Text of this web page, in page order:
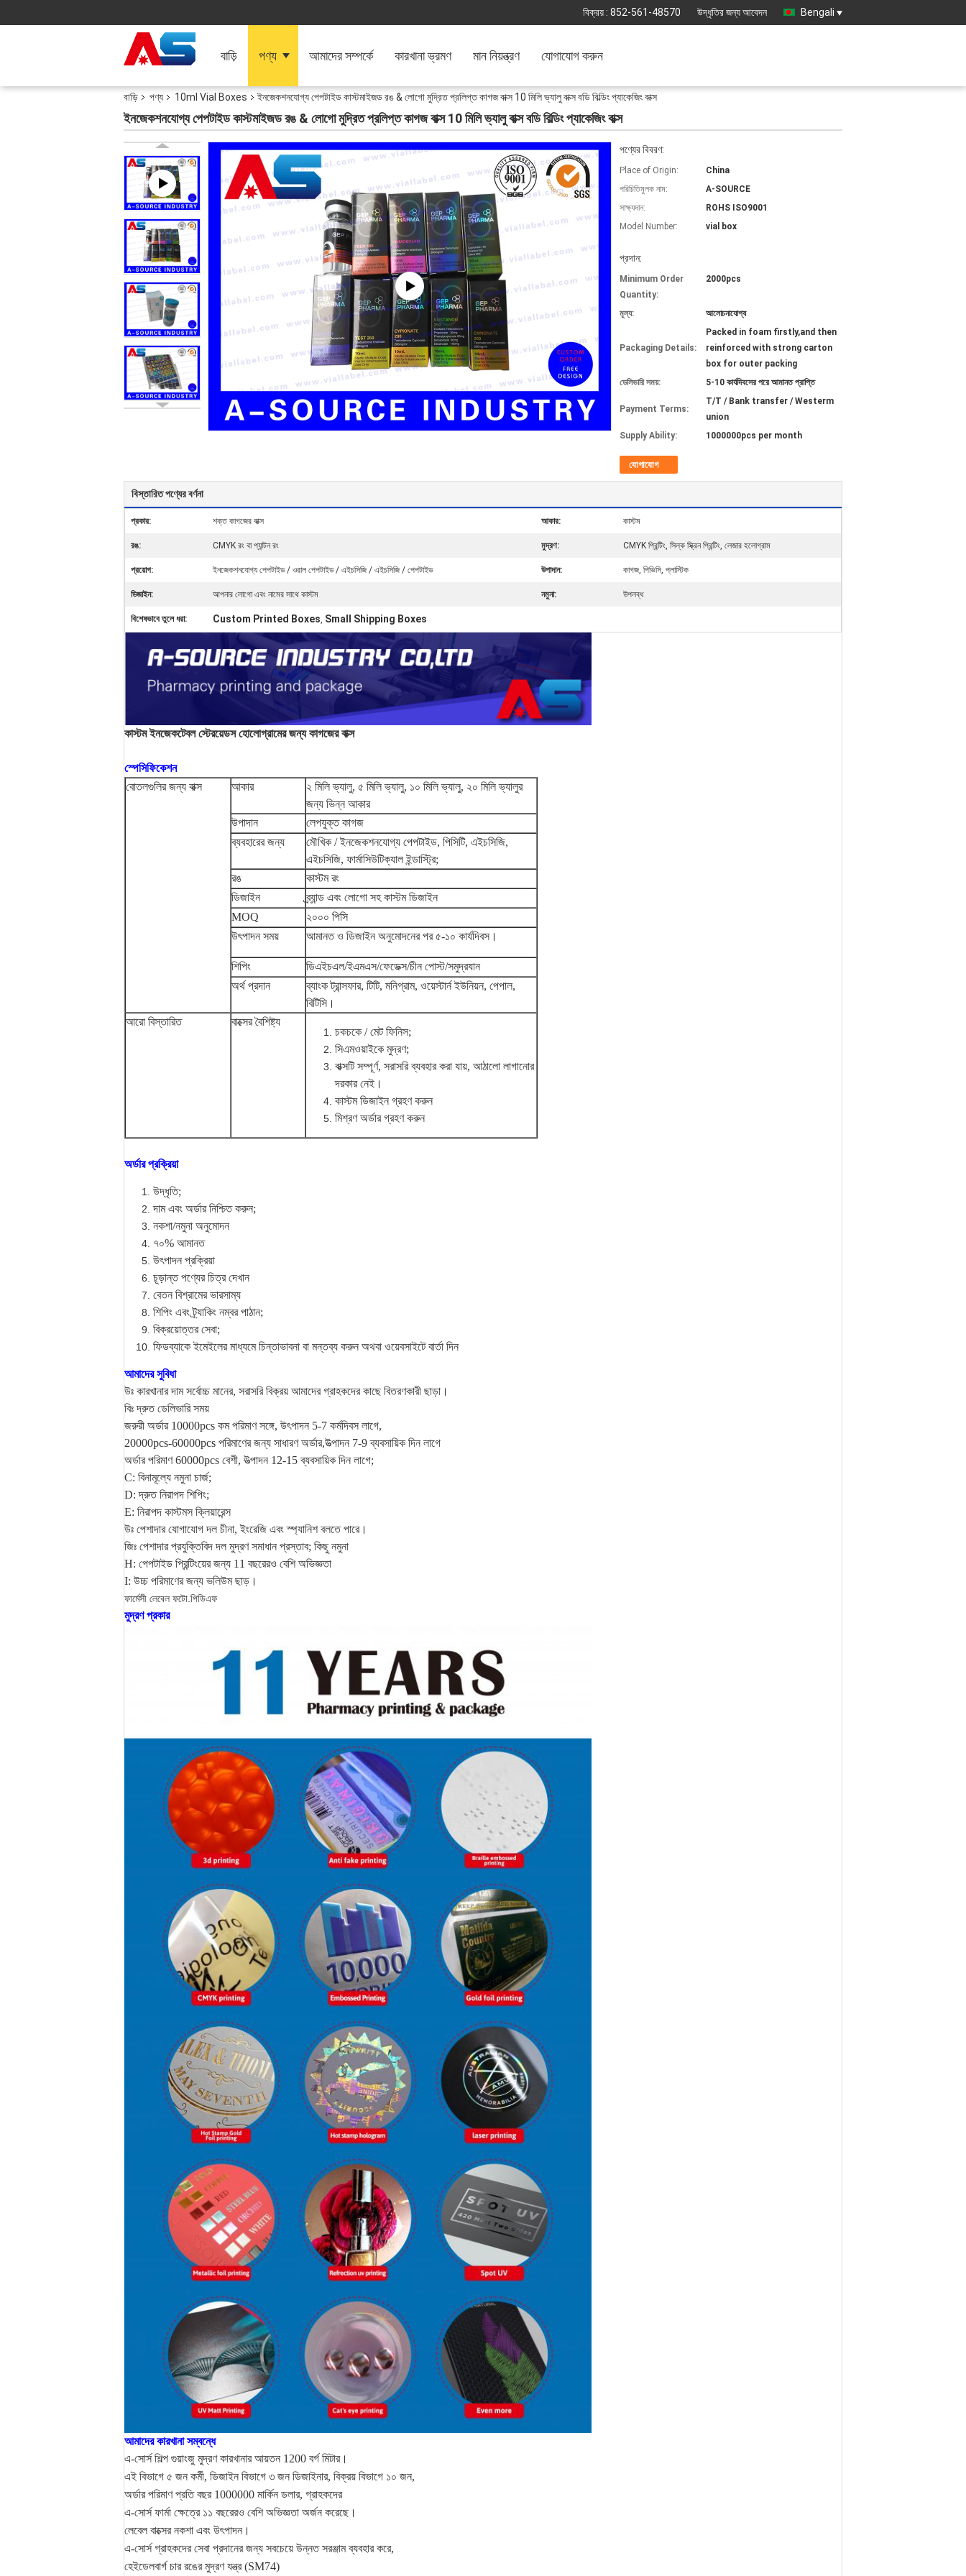
বিক্রয় : 852-561-48570 উদ্ধৃতির জন্য আবেদন Bengali
বাড়ি পণ্য আমাদের সম্পর্কে কারখানা ভ্রমণ মান নিয়ন্ত্রণ যোগাযোগ করুন
বাড়ি পণ্য 10ml Vial Boxes ইনজেকশনযোগ্য পেপটাইড কাস্টমাইজড রঙ & লোগো মুদ্রিত প্রলিপ্ত কাগজ বাক্স 10 মিলি ভ্যালু বাক্স বডি বিল্ডিং প্যাকেজিং বাক্স
ইনজেকশনযোগ্য পেপটাইড কাস্টমাইজড রঙ & লোগো মুদ্রিত প্রলিপ্ত কাগজ বাক্স 10 মিলি ভ্যালু বাক্স বডি বিল্ডিং প্যাকেজিং বাক্স
পণ্যের বিবরণ:
Place of Origin:
China
পরিচিতিমুলক নাম:
A-SOURCE
সাক্ষ্যদান:
ROHS ISO9001
Model Number:
vial box
প্রদান:
Minimum Order
Quantity:
2000pcs
মূল্য: আলোচনাযোগ্য
Packaging Details:
Packed in foam firstly,and then
reinforced with strong carton
box for outer packing
ডেলিভারি সময়:
5-10 কার্যদিবসের পরে আমানত প্রাপ্তি
Payment Terms:
T/T / Bank transfer / Westerm
union
Supply Ability:
1000000pcs per month
যোগাযোগ
বিস্তারিত পণ্যের বর্ণনা
প্রকার: শক্ত কাগজের বাক্স আকার: কাস্টম
রঙ: CMYK রং বা প্যান্টন রং মুদ্রণ: CMYK প্রিন্টিং, সিল্ক স্ক্রিন প্রিন্টিং, লেজার হলোগ্রাম
প্রয়োগ: ইনজেকশনযোগ্য পেপটাইড / ওরাল পেপটাইড / এইচসিজি / এইচসিজি / পেপটাইড উপাদান: কাগজ, পিভিসি, প্লাস্টিক
ডিজাইন: আপনার লোগো এবং নামের সাথে কাস্টম নমুনা: উপলব্ধ
বিশেষভাবে তুলে ধরা: Custom Printed Boxes, Small Shipping Boxes
কাস্টম ইনজেকটেবল স্টেরয়েডস হোলোগ্রামের জন্য কাগজের বাক্স
স্পেসিফিকেশন
বোতলগুলির জন্য বাক্স
আকার
২ মিলি ভ্যালু, ৫ মিলি ভ্যালু, ১০ মিলি ভ্যালু, ২০ মিলি ভ্যালুর
জন্য ভিন্ন আকার
উপাদান
লেপযুক্ত কাগজ
ব্যবহারের জন্য
মৌখিক / ইনজেকশনযোগ্য পেপটাইড, পিসিটি, এইচসিজি,
এইচসিজি, ফার্মাসিউটিক্যাল ইন্ডাস্ট্রি;
রঙ
কাস্টম রং
ডিজাইন
ব্র্যান্ড এবং লোগো সহ কাস্টম ডিজাইন
MOQ
২০০০ পিসি
উৎপাদন সময়
আমানত ও ডিজাইন অনুমোদনের পর ৫-১০ কার্যদিবস।
শিপিং
ডিএইচএল/ইএমএস/ফেডেক্স/চীন পোস্ট/সমুদ্রযান
অর্থ প্রদান
ব্যাংক ট্রান্সফার, টিটি, মনিগ্রাম, ওয়েস্টার্ন ইউনিয়ন, পেপাল,
বিটিসি।
আরো বিস্তারিত
বাক্সের বৈশিষ্ট্য
চকচকে / মেট ফিনিস;
সিএমওয়াইকে মুদ্রণ;
বাক্সটি সম্পূর্ণ, সরাসরি ব্যবহার করা যায়, আঠালো লাগানোর
দরকার নেই।
কাস্টম ডিজাইন গ্রহণ করুন
মিশ্রণ অর্ডার গ্রহণ করুন
অর্ডার প্রক্রিয়া
উদ্ধৃতি;
দাম এবং অর্ডার নিশ্চিত করুন;
নকশা/নমুনা অনুমোদন
৭০% আমানত
উৎপাদন প্রক্রিয়া
চূড়ান্ত পণ্যের চিত্র দেখান
বেতন বিশ্রামের ভারসাম্য
শিপিং এবং ট্র্যাকিং নম্বর পাঠান;
বিক্রয়োত্তর সেবা;
ফিডব্যাকে ইমেইলের মাধ্যমে চিন্তাভাবনা বা মন্তব্য করুন অথবা ওয়েবসাইটে বার্তা দিন
আমাদের সুবিধা
উঃ কারখানার দাম সর্বোচ্চ মানের, সরাসরি বিক্রয় আমাদের গ্রাহকদের কাছে বিতরণকারী ছাড়া।
বিঃ দ্রুত ডেলিভারি সময়
জরুরী অর্ডার 10000pcs কম পরিমাণ সঙ্গে, উৎপাদন 5-7 কর্মদিবস লাগে,
20000pcs-60000pcs পরিমাণের জন্য সাধারণ অর্ডার,উত্পাদন 7-9 ব্যবসায়িক দিন লাগে
অর্ডার পরিমাণ 60000pcs বেশী, উত্পাদন 12-15 ব্যবসায়িক দিন লাগে;
C: বিনামূল্যে নমুনা চার্জ;
D: দ্রুত নিরাপদ শিপিং;
E: নিরাপদ কাস্টমস ক্লিয়ারেন্স
উঃ পেশাদার যোগাযোগ দল চীনা, ইংরেজি এবং স্প্যানিশ বলতে পারে।
জিঃ পেশাদার প্রযুক্তিবিদ দল মুদ্রণ সমাধান প্রস্তাব; কিছু নমুনা
H: পেপটাইড প্রিন্টিংয়ের জন্য 11 বছরেরও বেশি অভিজ্ঞতা
I: উচ্চ পরিমাণের জন্য ভলিউম ছাড়।
ফার্মেসী লেবেল ফটো.পিডিএফ
মুদ্রণ প্রকার
আমাদের কারখানা সম্বন্ধে
এ-সোর্স শিল্প গুয়াংজু মুদ্রণ কারখানার আয়তন 1200 বর্গ মিটার।
এই বিভাগে ৫ জন কর্মী, ডিজাইন বিভাগে ৩ জন ডিজাইনার, বিক্রয় বিভাগে ১০ জন,
অর্ডার পরিমাণ প্রতি বছর 1000000 মার্কিন ডলার, গ্রাহকদের
এ-সোর্স ফার্মা ক্ষেত্রে ১১ বছরেরও বেশি অভিজ্ঞতা অর্জন করেছে।
লেবেল বাক্সের নকশা এবং উৎপাদন।
এ-সোর্স গ্রাহকদের সেবা প্রদানের জন্য সবচেয়ে উন্নত সরঞ্জাম ব্যবহার করে,
হেইডেলবার্গ চার রঙের মুদ্রণ যন্ত্র (SM74)